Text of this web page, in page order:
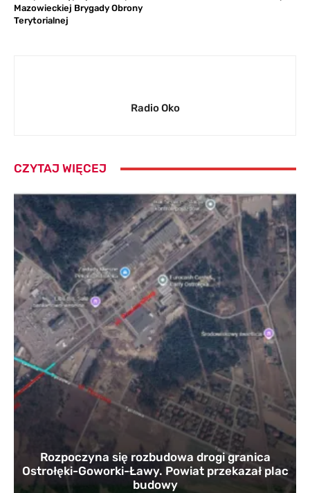
Mazowieckiej Brygady Obrony
Terytorialnej
Radio Oko
CZYTAJ WIĘCEJ
Rozpoczyna się rozbudowa drogi granica
Ostrołęki-Goworki-Ławy. Powiat przekazał plac
budowy